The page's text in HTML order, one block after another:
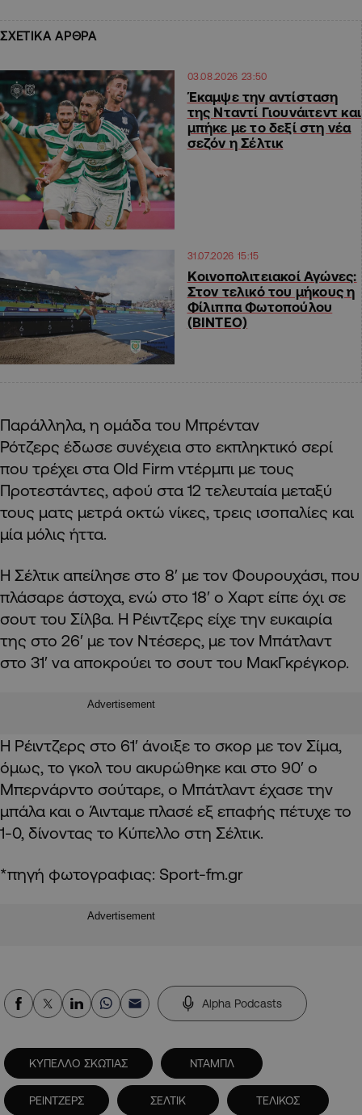
ΣΧΕΤΙΚΑ ΑΡΘΡΑ
03.08.2026 23:50
Έκαμψε την αντίσταση
της Νταντί Γιουνάιτεντ και
μπήκε με το δεξί στη νέα
σεζόν η Σέλτικ
31.07.2026 15:15
Κοινοπολιτειακοί Αγώνες:
Στον τελικό του μήκους η
Φίλιππα Φωτοπούλου
(ΒΙΝΤΕΟ)
Παράλληλα, η ομάδα του Μπρένταν
Ρότζερς έδωσε συνέχεια στο εκπληκτικό σερί
που τρέχει στα Old Firm ντέρμπι με τους
Προτεστάντες, αφού στα 12 τελευταία μεταξύ
τους ματς μετρά οκτώ νίκες, τρεις ισοπαλίες και
μία μόλις ήττα.
Η Σέλτικ απείλησε στο 8′ με τον Φουρουχάσι, που
πλάσαρε άστοχα, ενώ στο 18′ ο Χαρτ είπε όχι σε
σουτ του Σίλβα. Η Ρέιντζερς είχε την ευκαιρία
της στο 26′ με τον Ντέσερς, με τον Μπάτλαντ
στο 31′ να αποκρούει το σουτ του ΜακΓκρέγκορ.
Advertisement
Η Ρέιντζερς στο 61′ άνοιξε το σκορ με τον Σίμα,
όμως, το γκολ του ακυρώθηκε και στο 90′ ο
Μπερνάρντο σούταρε, ο Μπάτλαντ έχασε την
μπάλα και ο Άινταμε πλασέ εξ επαφής πέτυχε το
1-0, δίνοντας το Κύπελλο στη Σέλτικ.
*πηγή φωτογραφιας: Sport-fm.gr
Advertisement
Alpha Podcasts
ΚΥΠΕΛΛΟ ΣΚΩΤΙΑΣ ΝΤΑΜΠΛ
ΡΕΙΝΤΖΕΡΣ ΣΕΛΤΙΚ ΤΕΛΙΚΟΣ